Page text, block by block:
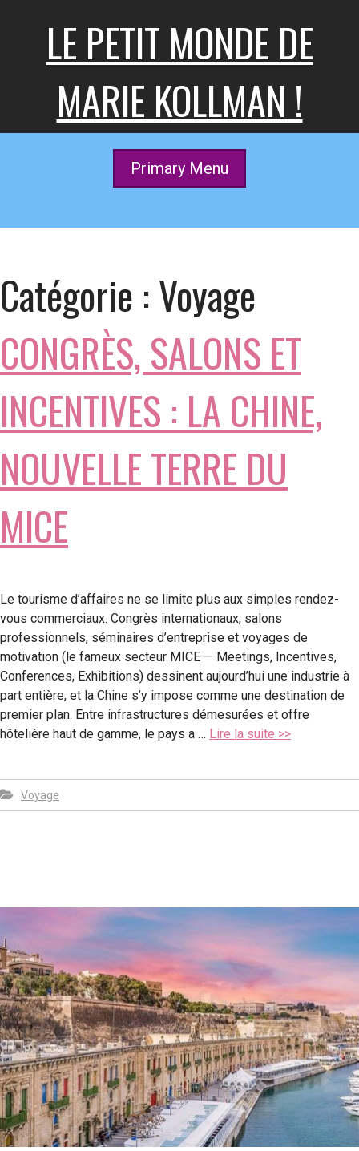
LE PETIT MONDE DE
MARIE KOLLMAN !
Primary Menu
Catégorie :Voyage
CONGRÈS, SALONS ET
INCENTIVES : LA CHINE,
NOUVELLE TERRE DU
MICE
Le tourisme d’affaires ne se limite plus aux simples rendez-
vous commerciaux. Congrès internationaux, salons
professionnels, séminaires d’entreprise et voyages de
motivation (le fameux secteur MICE — Meetings, Incentives,
Conferences, Exhibitions) dessinent aujourd’hui une industrie à
part entière, et la Chine s’y impose comme une destination de
premier plan. Entre infrastructures démesurées et offre
hôtelière haut de gamme, le pays a … Lire la suite >>
Voyage